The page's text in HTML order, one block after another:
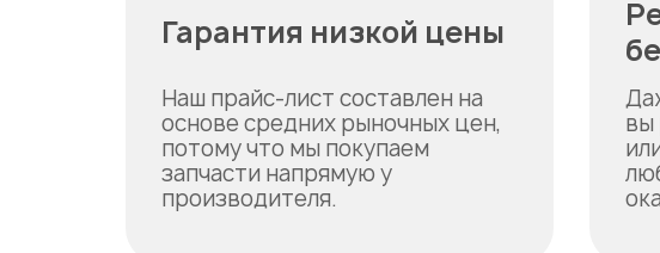
Гарантия низкой цены
Наш прайс-лист составлен на
основе средних рыночных цен,
потому что мы покупаем
запчасти напрямую у
производителя.
вы